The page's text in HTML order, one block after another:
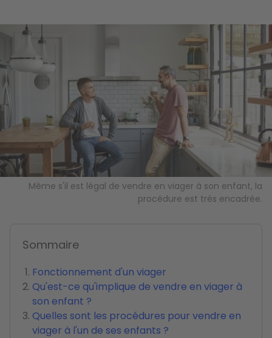
Image
Même s'il est légal de vendre en viager à son enfant, la
procédure est très encadrée.
Sommaire
Fonctionnement d'un viager
Qu'est-ce qu'implique de vendre en viager à
son enfant ?
Quelles sont les procédures pour vendre en
viager à l'un de ses enfants ?